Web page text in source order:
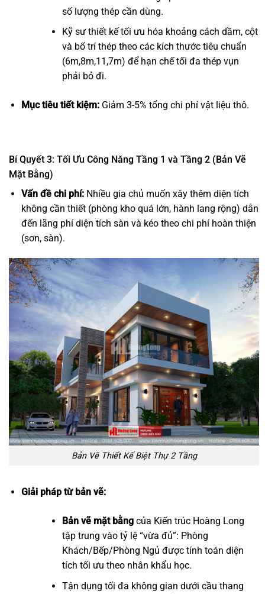
số lượng thép cần dùng.
Kỹ sư thiết kế tối ưu hóa khoảng cách dầm, cột
và bố trí thép theo các kích thước tiêu chuẩn
(6m,8m,11,7m) để hạn chế tối đa thép vụn
phải bỏ đi.
Mục tiêu tiết kiệm:Giảm 3-5% tổng chi phí vật liệu thô.
Bí Quyết 3: Tối Ưu Công Năng Tầng 1 và Tầng 2 (Bản Vẽ
Mặt Bằng)
Vấn đề chi phí:Nhiều gia chủ muốn xây thêm diện tích
không cần thiết (phòng kho quá lớn, hành lang rộng) dẫn
đến lãng phí diện tích sàn và kéo theo chi phí hoàn thiện
(sơn, sàn).
Bản Vẽ Thiết Kế Biệt Thự 2 Tầng
Giải pháp từ bản vẽ:
Bản vẽ mặt bằngcủa Kiến trúc Hoàng Long
tập trung vào tỷ lệ “vừa đủ”: Phòng
Khách/Bếp/Phòng Ngủ được tính toán diện
tích tối ưu theo nhân khẩu học.
Tận dụng tối đa không gian dưới cầu thang